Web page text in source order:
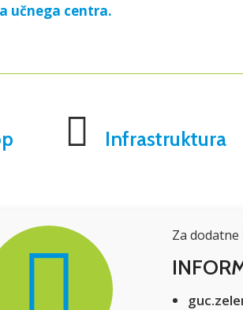
učnega centra.
Infrastruktura
Za